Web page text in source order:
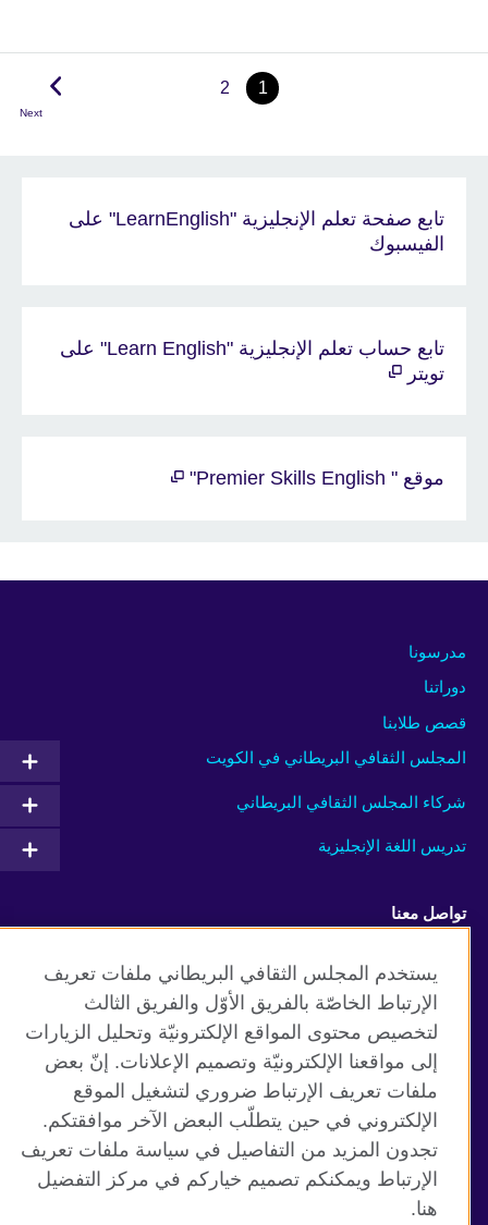
1
2
Next
تابع صفحة تعلم الإنجليزية "LearnEnglish" على
الفيسبوك
تابع حساب تعلم الإنجليزية "Learn English" على
تويتر
موقع " Premier Skills English"
مدرسونا
دوراتنا
قصص طلابنا
المجلس الثقافي البريطاني في الكويت
شركاء المجلس الثقافي البريطاني
تدريس اللغة الإنجليزية
تواصل معنا
Facebook Instagram
Twitter TikTok
موقع المجلس الثقافي البريطاني العالمي
الخصوصية وشروط الاستخدام
ملفات تعريف الإرتباط
خريطة الموقع
يستخدم المجلس الثقافي البريطاني ملفات تعريف
الإرتباط الخاصّة بالفريق الأوّل والفريق الثالث
لتخصيص محتوى المواقع الإلكترونيّة وتحليل الزيارات
إلى مواقعنا الإلكترونيّة وتصميم الإعلانات. إنّ بعض
ملفات تعريف الإرتباط ضروري لتشغيل الموقع
الإلكتروني في حين يتطلّب البعض الآخر موافقتكم.
تجدون المزيد من التفاصيل في سياسة ملفات تعريف
الإرتباط ويمكنكم تصميم خياركم في مركز التفضيل
هنا.